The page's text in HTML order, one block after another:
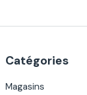
Catégories
Magasins